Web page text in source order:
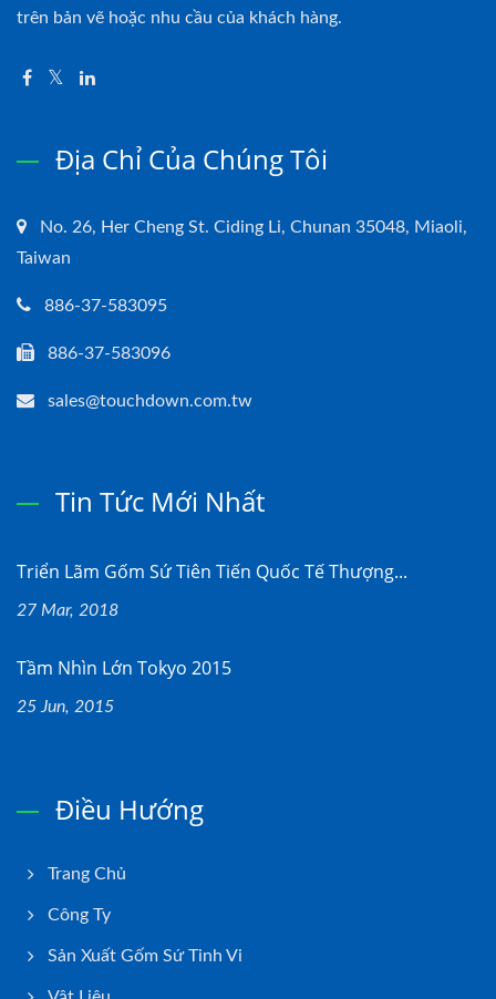
trên bản vẽ hoặc nhu cầu của khách hàng.
Địa Chỉ Của Chúng Tôi
No. 26, Her Cheng St. Ciding Li, Chunan 35048, Miaoli,
Taiwan
886-37-583095
886-37-583096
sales@touchdown.com.tw
Tin Tức Mới Nhất
Triển Lãm Gốm Sứ Tiên Tiến Quốc Tế Thượng...
27 Mar, 2018
Tầm Nhìn Lớn Tokyo 2015
25 Jun, 2015
Điều Hướng
Trang Chủ
Công Ty
Sản Xuất Gốm Sứ Tinh Vi